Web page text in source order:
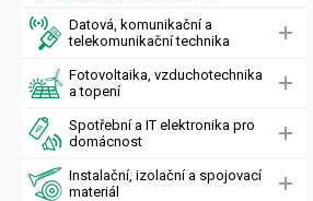
Datová, komunikační a
telekomunikační technika
Fotovoltaika, vzduchotechnika
a topení
Spotřební a IT elektronika pro
domácnost
Instalační, izolační a spojovací
materiál